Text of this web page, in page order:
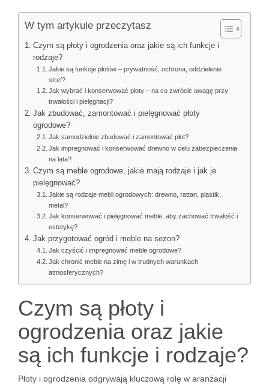
W tym artykule przeczytasz
Czym są płoty i ogrodzenia oraz jakie są ich funkcje i
rodzaje?
Jakie są funkcje płotów – prywatność, ochrona, oddzielenie
stref?
Jak wybrać i konserwować płoty – na co zwrócić uwagę przy
trwałości i pielęgnacji?
Jak zbudować, zamontować i pielęgnować płoty
ogrodowe?
Jak samodzielnie zbudować i zamontować płot?
Jak impregnować i konserwować drewno w celu zabezpieczenia
na lata?
Czym są meble ogrodowe, jakie mają rodzaje i jak je
pielęgnować?
Jakie są rodzaje mebli ogrodowych: drewno, rattan, plastik,
metal?
Jak konserwować i pielęgnować meble, aby zachować trwałość i
estetykę?
Jak przygotować ogród i meble na sezon?
Jak czyścić i impregnować meble ogrodowe?
Jak chronić meble na zimę i w trudnych warunkach
atmosferycznych?
Czym są płoty i
ogrodzenia oraz jakie
są ich funkcje i rodzaje?
Płoty i ogrodzenia odgrywają kluczową rolę w aranżacji